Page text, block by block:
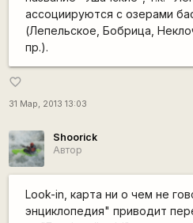
ассоциируются с озерами
(Лепельское, Бобрица,
пр.).
favorite_border
31 Мар, 2013 13:03
Shoorick
Автор
Look-in, карта ни о чем не
энциклопедия" приводит